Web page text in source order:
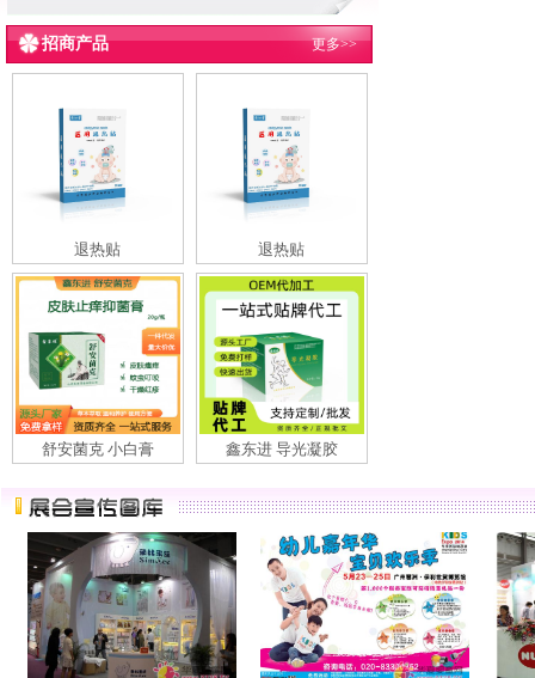
招商产品 更多>>
退热贴 退热贴
舒安菌克 小白膏 鑫东进 导光凝胶